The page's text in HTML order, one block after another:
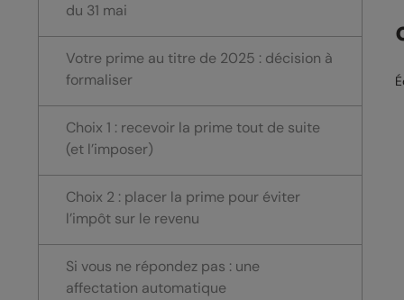
du 31 mai
Votre prime au titre de 2025 : décision à
formaliser
Choix 1 : recevoir la prime tout de suite
(et l’imposer)
Choix 2 : placer la prime pour éviter
l’impôt sur le revenu
Si vous ne répondez pas : une
affectation automatique